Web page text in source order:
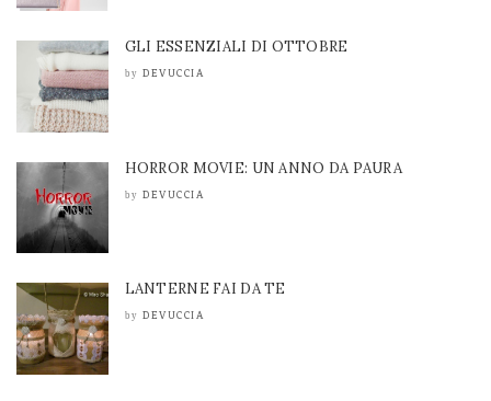
GLI ESSENZIALI DI OTTOBRE
by DEVUCCIA
HORROR MOVIE: UN ANNO DA PAURA
by DEVUCCIA
LANTERNE FAI DA TE
by DEVUCCIA